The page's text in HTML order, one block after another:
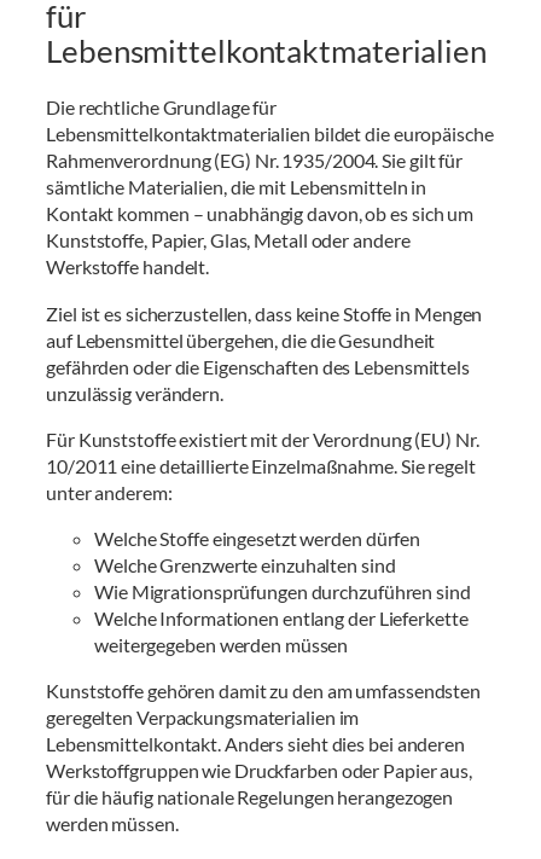
für
Lebensmittelkontaktmaterialien
Die rechtliche Grundlage für
Lebensmittelkontaktmaterialien bildet die europäische
Rahmenverordnung (EG) Nr. 1935/2004. Sie gilt für
sämtliche Materialien, die mit Lebensmitteln in
Kontakt kommen – unabhängig davon, ob es sich um
Kunststoffe, Papier, Glas, Metall oder andere
Werkstoffe handelt.
Ziel ist es sicherzustellen, dass keine Stoffe in Mengen
auf Lebensmittel übergehen, die die Gesundheit
gefährden oder die Eigenschaften des Lebensmittels
unzulässig verändern.
Für Kunststoffe existiert mit der Verordnung (EU) Nr.
10/2011 eine detaillierte Einzelmaßnahme. Sie regelt
unter anderem:
Welche Stoffe eingesetzt werden dürfen
Welche Grenzwerte einzuhalten sind
Wie Migrationsprüfungen durchzuführen sind
Welche Informationen entlang der Lieferkette
weitergegeben werden müssen
Kunststoffe gehören damit zu den am umfassendsten
geregelten Verpackungsmaterialien im
Lebensmittelkontakt. Anders sieht dies bei anderen
Werkstoffgruppen wie Druckfarben oder Papier aus,
für die häufig nationale Regelungen herangezogen
werden müssen.